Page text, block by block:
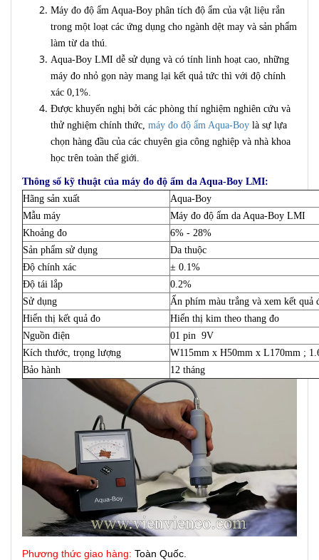
Máy đo độ ẩm Aqua-Boy phân tích độ ẩm của vật liệu rắn
trong một loạt các ứng dụng cho ngành dệt may và sản phẩm
làm từ da thú.
Aqua-Boy LMI dễ sử dụng và có tính linh hoạt cao, những
máy đo nhỏ gọn này mang lại kết quả tức thì với độ chính
xác 0,1%.
Được khuyến nghị bởi các phòng thí nghiệm nghiên cứu và
thử nghiệm chính thức, máy đo độ ẩm Aqua-Boy là sự lựa
chọn hàng đầu của các chuyên gia công nghiệp và nhà khoa
học trên toàn thế giới.
Thông số kỹ thuật của máy đo độ ẩm da Aqua-Boy LMI:
Hãng sản xuất
Aqua-Boy
Mẫu máy
Máy đo độ ẩm da Aqua-Boy LMI
Khoảng đo
6% - 28%
Sản phẩm sử dụng
Da thuộc
Độ chính xác
± 0.1%
Độ tái lắp
0.2%
Sử dụng
Ấn phím màu trắng và xem kết quả
Hiển thị kết quả đo
Hiển thị kim theo thang đo
Nguồn điện
01 pin 9V
Kích thước, trọng lượng
W115mm x H50mm x L170mm ;
Bảo hành
12 tháng
Phương thức giao hàng: Toàn Quốc.